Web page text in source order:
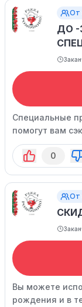
От
ДО -
Специальные
помогут вам
0
От
Вы можете
рождения и в